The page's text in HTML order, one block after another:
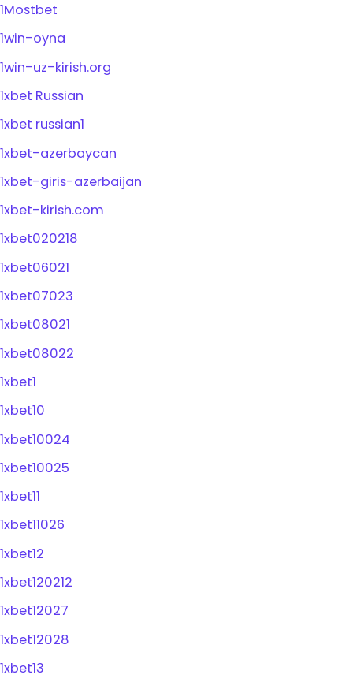
1Mostbet
1win-oyna
1win-uz-kirish.org
1xbet Russian
1xbet russian1
1xbet-azerbaycan
1xbet-giris-azerbaijan
1xbet-kirish.com
1xbet020218
1xbet06021
1xbet07023
1xbet08021
1xbet08022
1xbet1
1xbet10
1xbet10024
1xbet10025
1xbet11
1xbet11026
1xbet12
1xbet120212
1xbet12027
1xbet12028
1xbet13